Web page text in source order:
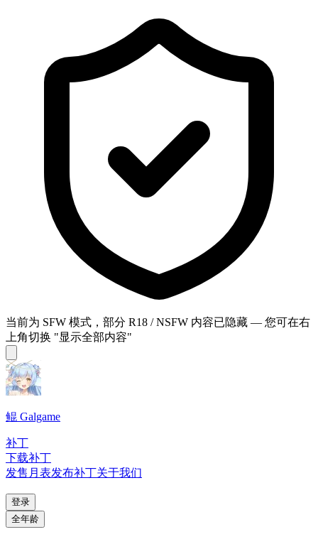
当前为 SFW 模式，部分 R18 / NSFW 内容已隐藏 — 您可在右
上角切换 "显示全部内容"
鲲 Galgame
补丁
下载补丁
发售月表发布补丁关于我们
登录
全年龄